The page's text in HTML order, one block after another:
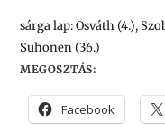
sárga lap: Osváth (4.),
Suhonen (36.)
MEGOSZTÁS:
Facebook